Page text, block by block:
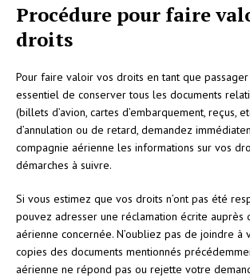
Procédure pour faire
droits
Pour faire valoir vos droits en tant que
essentiel de conserver tous les documents
(billets d’avion, cartes d’embarquement, reçus,
d’annulation ou de retard, demandez
compagnie aérienne les informations sur vos
démarches à suivre.
Si vous estimez que vos droits n’ont pas été
pouvez adresser une réclamation écrite auprès
aérienne concernée. N’oubliez pas de joindre à
copies des documents mentionnés
aérienne ne répond pas ou rejette votre